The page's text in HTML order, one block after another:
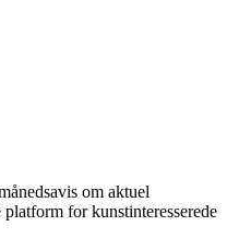
om aktuel
for kunstinteresserede